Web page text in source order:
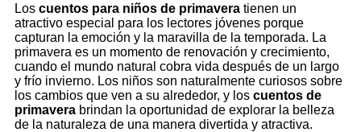
Los cuentos para niños de primavera tienen un
atractivo especial para los lectores jóvenes porque
capturan la emoción y la maravilla de la temporada. La
primavera es un momento de renovación y crecimiento,
cuando el mundo natural cobra vida después de un largo
y frío invierno. Los niños son naturalmente curiosos sobre
los cambios que ven a su alrededor, y los cuentos de
primavera brindan la oportunidad de explorar la belleza
de la naturaleza de una manera divertida y atractiva.